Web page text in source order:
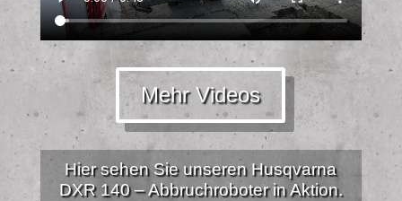
Mehr Videos
Hier sehen Sie unseren Husqvarna
DXR 140 – Abbruchroboter in Aktion.